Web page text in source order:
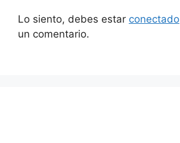
Lo siento, debes estar conectado
un comentario.